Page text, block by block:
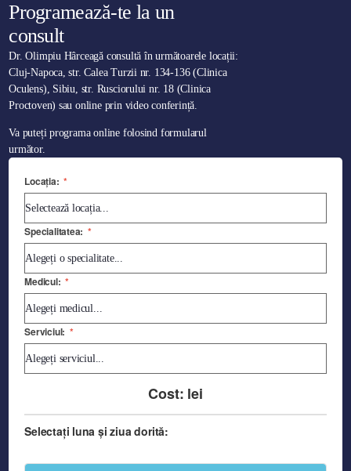
Programează-te la un
consult
Dr. Olimpiu Hârceagă consultă în următoarele locații:
Cluj-Napoca, str. Calea Turzii nr. 134-136 (Clinica
Oculens), Sibiu, str. Rusciorului nr. 18 (Clinica
Proctoven) sau online prin video conferință.
Va puteți programa online folosind formularul
următor.
Locația: *
Specialitatea: *
Medicul: *
Serviciul: *
Cost: lei
Selectați luna și ziua dorită: